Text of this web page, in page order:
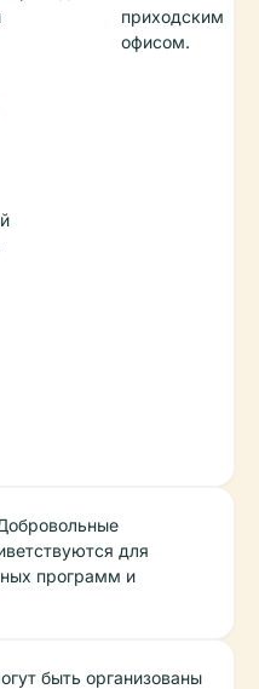
приходским
офисом.
для
программ и
быть организованы